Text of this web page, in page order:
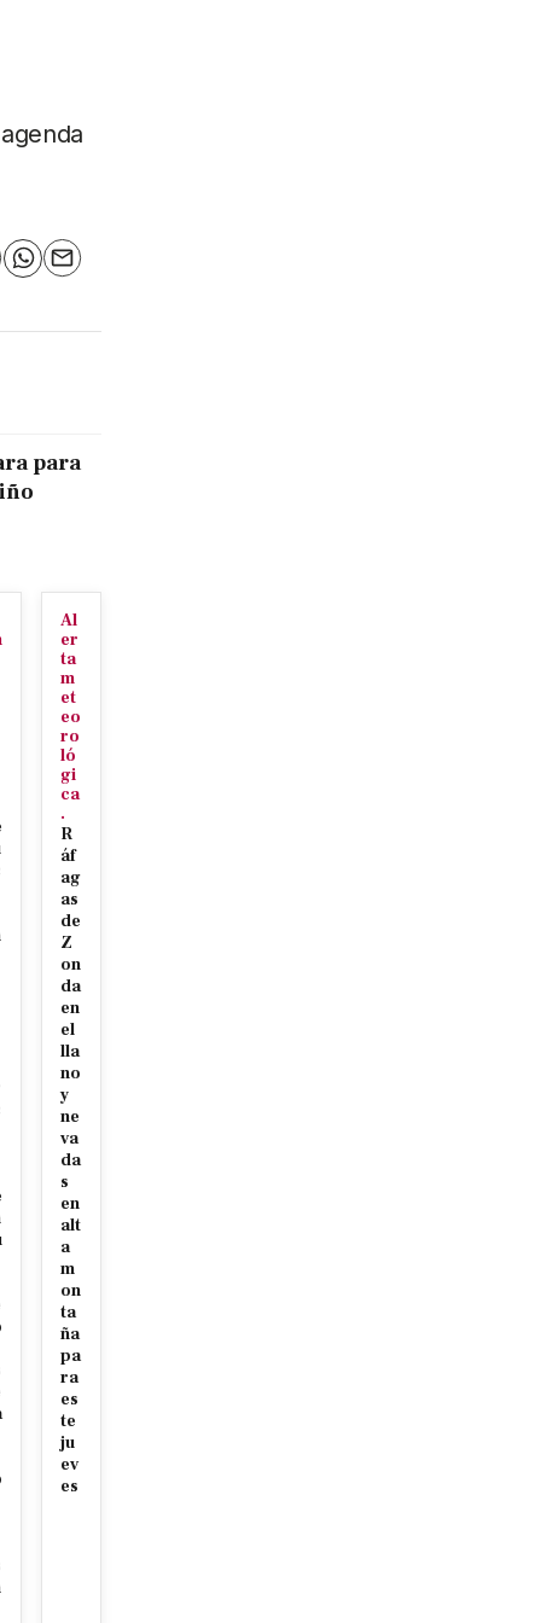
WhatsApp
Email
para
Al
er
ta
m
et
eo
ro
ló
gi
ca
.
R
áf
ag
as
de
Z
on
da
en
el
lla
no
y
ne
va
da
s
en
alt
a
m
on
ta
ña
pa
ra
es
te
ju
ev
es